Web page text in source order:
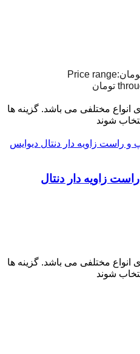
Price range:
انواع مختلفی می باشد. گزینه ها
شوند
زاویه دار دنتال
انواع مختلفی می باشد. گزینه ها
شوند